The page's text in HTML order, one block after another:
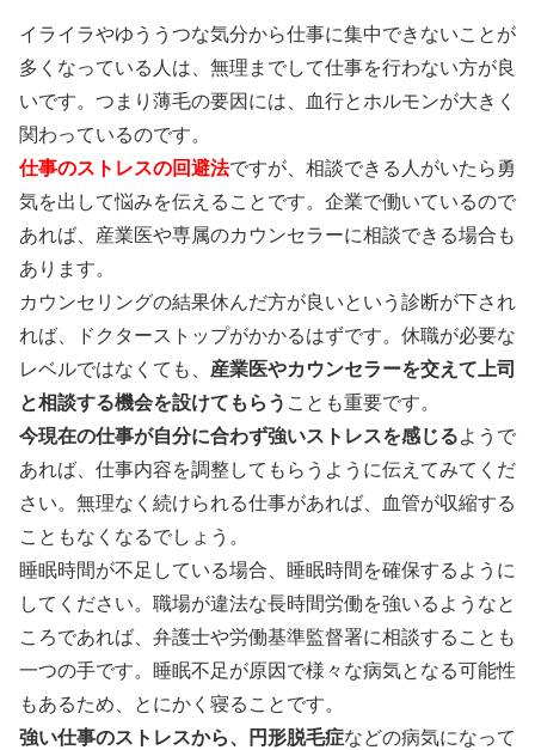
イライラやゆううつな気分から仕事に集中できないことが
多くなっている人は、無理までして仕事を行わない方が良
いです。つまり 薄毛の要因には、血行とホルモンが大きく
関わっているのです。
仕事のストレスの回避法ですが、相談できる人がいたら勇
気を出して悩みを伝えることです。企業で働いているので
あれば、産業医や専属のカウンセラーに相談できる場合も
あります。
カウンセリングの結果休んだ方が良いという診断が下され
れば、ドクターストップがかかるはずです。休職が必要な
レベルではなくても、 産業医やカウンセラーを交えて上司
と相談する機会を設けてもらう ことも重要です。
今現在の仕事が自分に合わず強いストレスを感じるようで
あれば、仕事内容を調整してもらうように伝えてみてくだ
さい。無理なく続けられる仕事があれば、血管が収縮する
こともなくなるでしょう。
睡眠時間が不足している場合、睡眠時間を確保するように
してください。職場が違法な長時間労働を強いるようなと
ころであれば、弁護士や労働基準監督署に相談することも
一つの手です。睡眠不足が原因で様々な病気となる可能性
もあるため、
とにかく寝ること です。
強い仕事のストレスから、円形脱毛症などの病気になって